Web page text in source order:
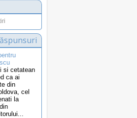
si cetatean
ca ai
din
cel
la